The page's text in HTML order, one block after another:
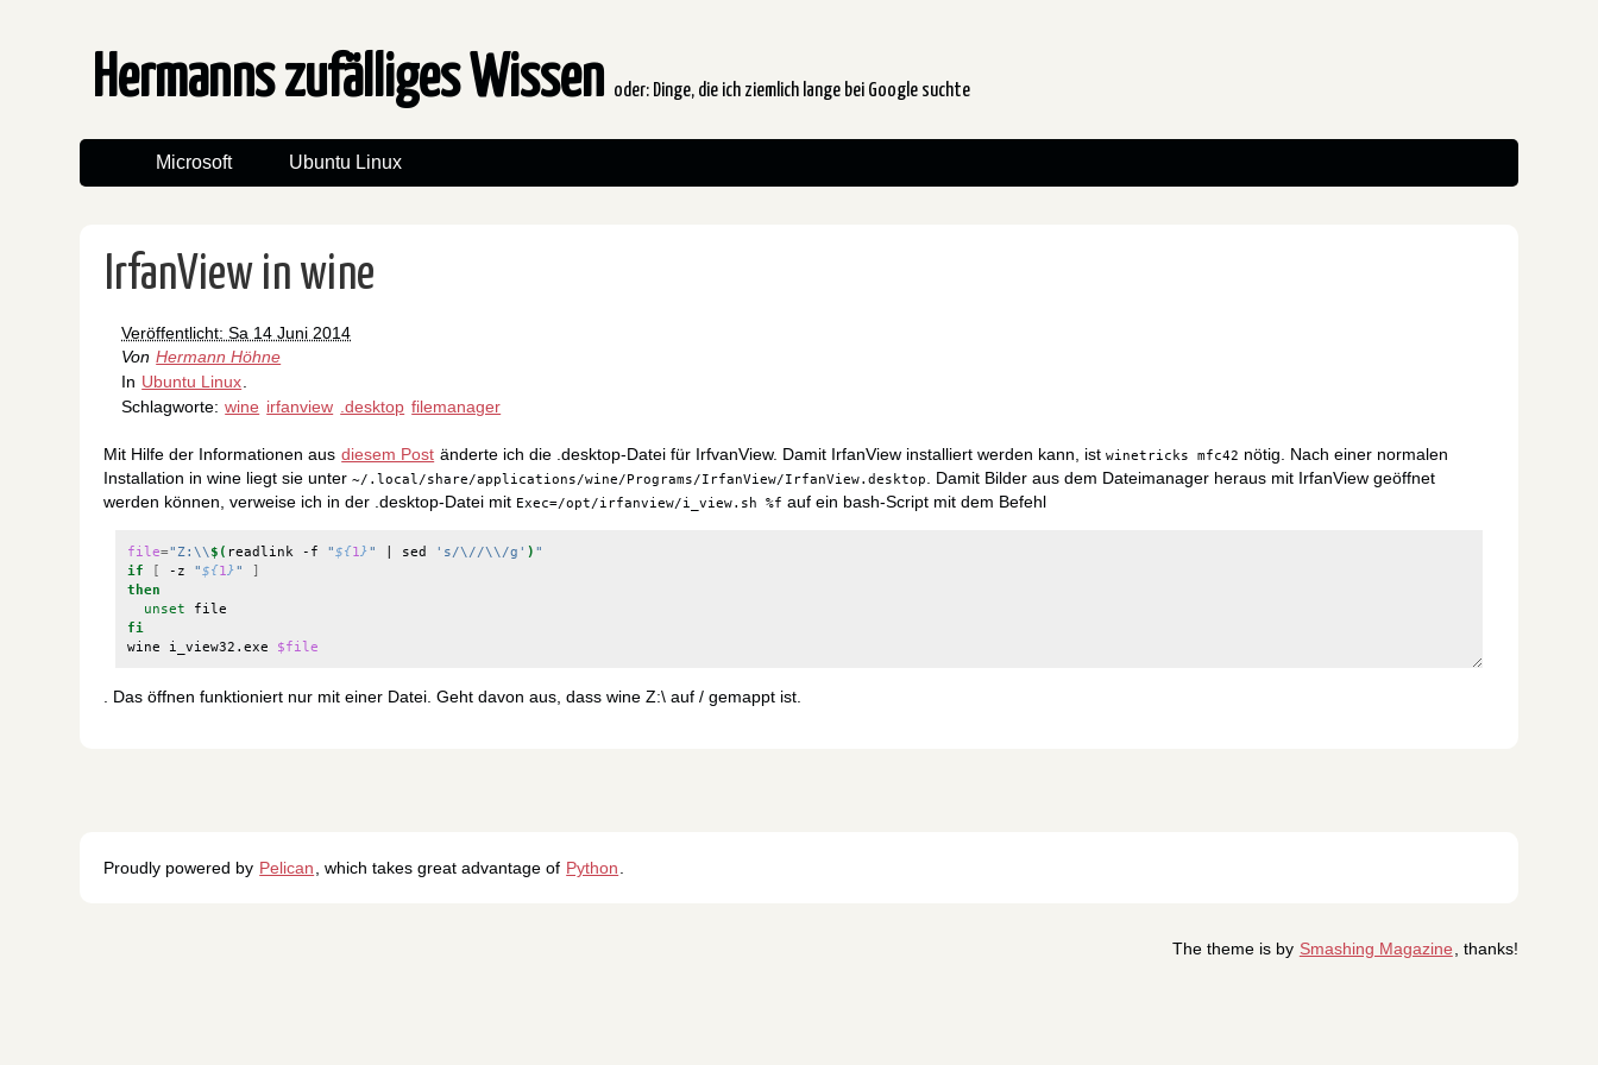
Hermanns zufälliges Wissen oder: Dinge, die ich ziemlich lange bei Google suchte
Microsoft Ubuntu Linux
IrfanView in wine
Veröffentlicht: Sa 14 Juni 2014
Von Hermann Höhne
In Ubuntu Linux.
Schlagworte: wine irfanview .desktop filemanager
Mit Hilfe der Informationen aus diesem Post änderte ich die .desktop-Datei für IrfvanView. Damit IrfanView installiert werden kann, istwinetricks mfc42 nötig. Nach einer normalen
Installation in wine liegt sie unter~/.local/share/applications/wine/Programs/IrfanView/IrfanView.desktop. Damit Bilder aus dem Dateimanager heraus mit IrfanView geöffnet
werden können, verweise ich in der .desktop-Datei mit Exec=/opt/irfanview/i_view.sh %f auf ein bash-Script mit dem Befehl
file="Z:\\ $( readlink -f "${1} " sed 's/\//\\/g' ) "
if
[ -z "${1} "
]
then
unset
fi
wine i_view32.exe $file
. Das öffnen funktioniert nur mit einer Datei. Geht davon aus, dass wine Z:\ auf / gemappt ist.
Proudly powered by Pelican, which takes great advantage of Python.
The theme is by Smashing Magazine, thanks!